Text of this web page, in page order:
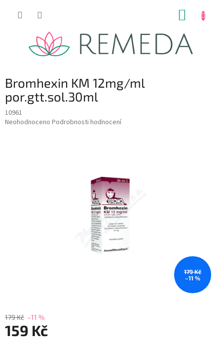
Bromhexin KM 12mg/ml
por.gtt.sol.30ml
10961
Průměrné
Neohodnoceno Podrobnosti hodnocení
179 Kč
–11 %
179 Kč –11 %
159 Kč